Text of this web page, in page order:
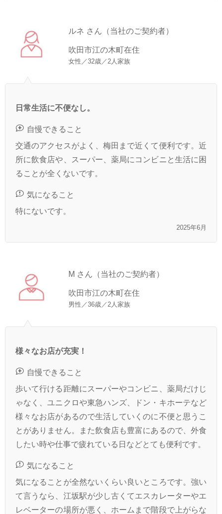
ルネ さん（当社のご契約者）
吹田市江の木町在住
女性／32歳／2人家族
日常生活に不便なし。
自慢できること
交通のアクセスがよく、梅田まで近くて便利です。近
所に飲食店や、スーパー、薬局にコンビニと生活に困
ることが全くないです。
気になること
特にないです。
2025年6月
M さん（当社のご契約者）
吹田市江の木町在住
男性／36歳／2人家族
様々なお店が充実！
自慢できること
歩いて行ける距離にスーパーやコンビニ、薬局だけじ
ゃなく、ユニクロや東急ハンズ、ドン・キホーテなど
様々なお店があるので生活していくのに不便と思うこ
とがありません。また飲食店も豊富にあるので、外食
したい時や仕事で疲れている日などとても便利です。
気になること
気になることが全然ないくらい良いところです。強い
て言うなら、江坂駅が少し古くてエスカレーターやエ
レベーターの場所が悪く、ホームまで階段で上がらな